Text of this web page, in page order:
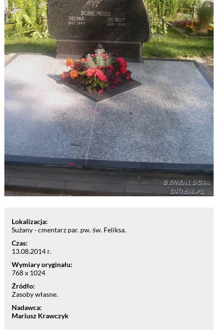
Lokalizacja:
Sużany - cmentarz par. pw. św. Feliksa.
Czas:
13.08.2014 r.
Wymiary oryginału:
768 x 1024
Źródło:
Zasoby własne.
Nadawca:
Mariusz Krawczyk